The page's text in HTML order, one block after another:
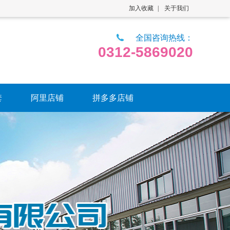
加入收藏 关于我们
全国咨询热线：
0312-5869020
阿里店铺 拼多多店铺